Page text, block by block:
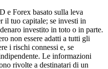
e Forex basato sulla leva
il tuo capitale; se investi in
investito in toto o in parte.
non essere adatti a tutti gli
i rischi connessi e, se
Le informazioni
rivolte a destinatari di un